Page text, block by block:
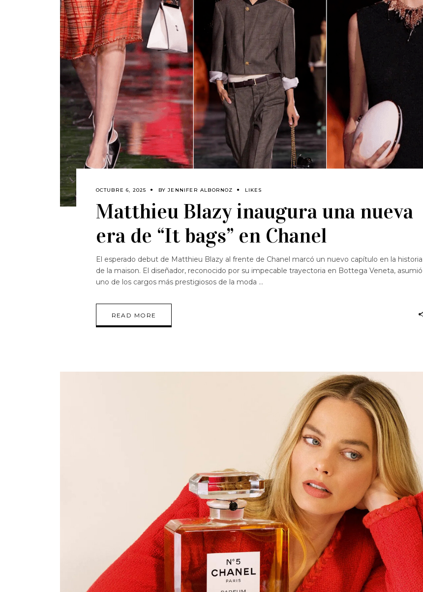
OCTUBRE 6, 2025 BYJENNIFER ALBORNOZ LIKES
Matthieu Blazy inaugura una nueva
era de “It bags” en Chanel
El esperado debut de Matthieu Blazy al frente de Chanel marcó un nuevo capítulo en la historia
de la maison. El diseñador, reconocido por su impecable trayectoria en Bottega Veneta, asumió
uno de los cargos más prestigiosos de la moda
READ MORE